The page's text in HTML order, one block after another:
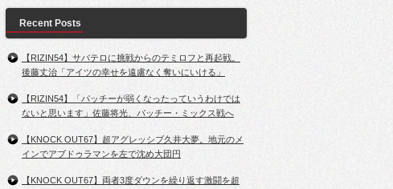
Recent Posts
【RIZIN54】サバテロに挑戦からのテミロフと再起戦。
後藤丈治「アイツの幸せを遠慮なく奪いにいける」
【RIZIN54】「パッチーが弱くなったっていうわけでは
ないと思います」佐藤将光、パッチー・ミックス戦へ
【KNOCK OUT67】超アグレッシブ久井大夢。地元のメ
インでアブドゥラマンを左で沈め大団円
【KNOCK OUT67】両者3度ダウンを繰り返す激闘を超